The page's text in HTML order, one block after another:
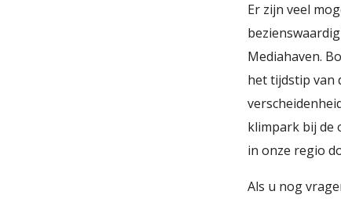
Er zijn veel
Mediahaven.
het tijdstip van
klimpark bij de
in onze regio
Als u nog